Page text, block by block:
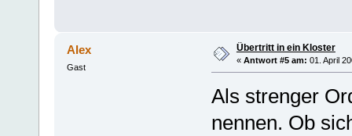
Alex
Gast
Übertritt in ein Kloster
« Antwort #5 am: 01. April
Als strenger
nennen. Ob